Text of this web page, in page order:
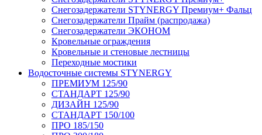
Снегозадержатели STYNERGY Премиум+ Фальц
Снегозадержатели Прайм (распродажа)
Снегозадержатели ЭКОНОМ
Кровельные ограждения
Кровельные и стеновые лестницы
Переходные мостики
Водосточные системы STYNERGY
ПРЕМИУМ 125/90
СТАНДАРТ 125/90
ДИЗАЙН 125/90
СТАНДАРТ 150/100
ПРО 185/150